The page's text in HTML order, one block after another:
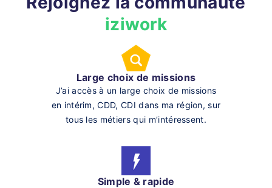
iziwork
Large choix de missions
J’ai accès à un large choix de missions
en intérim, CDD, CDI dans ma région, sur
tous les métiers qui m’intéressent.
Simple & rapide